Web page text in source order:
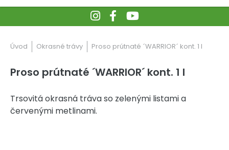
Úvod Okrasné trávy Proso prútnaté ´WARRIOR´ kont. 1 l
Proso prútnaté ´WARRIOR´ kont. 1 l
Trsovitá okrasná tráva so zelenými listami a
červenými metlinami.